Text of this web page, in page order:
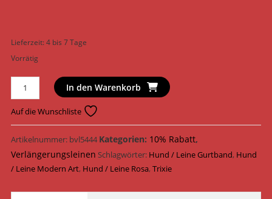
Lieferzeit:4 bis 7 Tage
Vorrätig
Trixie
Hundeleine
Modern
Art
Verlängerungsleine
Rose
Heart
15928
In den Warenkorb
Auf die Wunschliste
Artikelnummer: bvl5444 Kategorien: 10% Rabatt,
Verlängerungsleinen Schlagwörter: Hund / Leine Gurtband, Hund
/ Leine Modern Art, Hund / Leine Rosa,Trixie